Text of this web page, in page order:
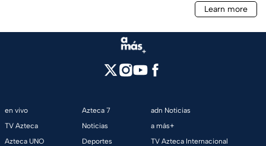
en vivo
TV Azteca
Azteca UNO
Azteca 7
Noticias
Deportes
adn Noticias
a más+
TV Azteca Internacional